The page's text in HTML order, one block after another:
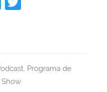
a
a
m
, Programa de
Show